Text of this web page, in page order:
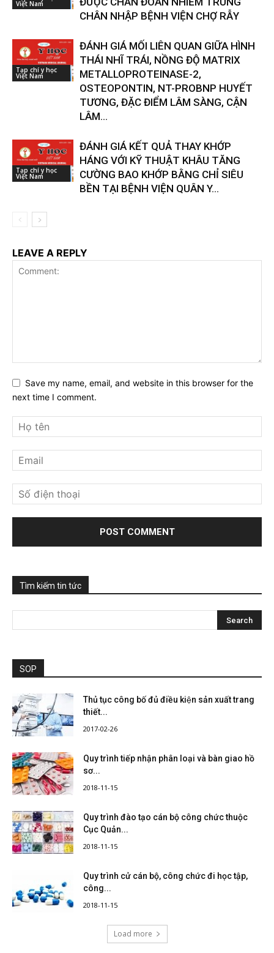
Việt Nam
CHÂN NHẬP BỆNH VIỆN CHỢ RẪY
Tạp chí y học
Việt Nam
ĐÁNH GIÁ MỐI LIÊN QUAN GIỮA HÌNH
THÁI NHĨ TRÁI, NỒNG ĐỘ MATRIX
METALLOPROTEINASE-2,
OSTEOPONTIN, NT-PROBNP HUYẾT
TƯƠNG, ĐẶC ĐIỂM LÂM SÀNG, CẬN
LÂM...
Tạp chí y học
Việt Nam
ĐÁNH GIÁ KẾT QUẢ THAY KHỚP
HÁNG VỚI KỸ THUẬT KHÂU TĂNG
CƯỜNG BAO KHỚP BẰNG CHỈ SIÊU
BỀN TẠI BỆNH VIỆN QUÂN Y...
LEAVE A REPLY
Save my name, email, and website in this browser for the
next time I comment.
Tìm kiếm tin tức
SOP
Thủ tục công bố đủ điều kiện sản xuất trang
thiết...
2017-02-26
Quy trình tiếp nhận phân loại và bàn giao hồ
sơ...
2018-11-15
Quy trình đào tạo cán bộ công chức thuộc
Cục Quản...
2018-11-15
Quy trình cử cán bộ, công chức đi học tập,
công...
2018-11-15
Load more